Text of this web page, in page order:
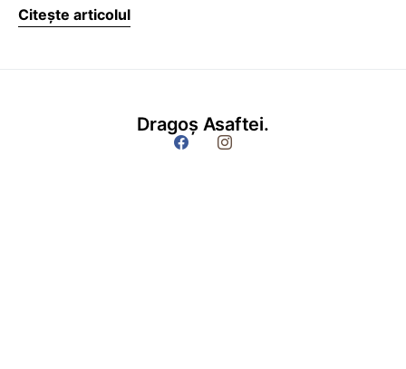
Citește articolul
Dragoș Asaftei.